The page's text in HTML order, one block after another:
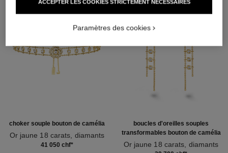
choker souple bouton de camélia
Or jaune 18 carats, diamants
Réf. J1277841 050 chf*
boucles d'oreilles souples
transformables bouton de camélia
Or jaune 18 carats, diamants
ACCEPTER LES COOKIES STRICTEMENT NÉCESSAIRES
Paramètres des cookies